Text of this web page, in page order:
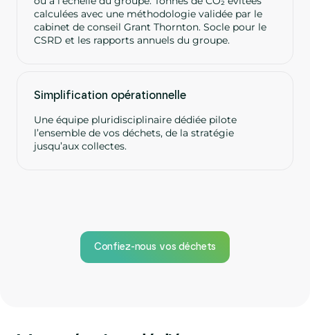
calculées avec une méthodologie validée par le
cabinet de conseil Grant Thornton. Socle pour le
CSRD et les rapports annuels du groupe.
Simplification opérationnelle
Une équipe pluridisciplinaire dédiée pilote
l’ensemble de vos déchets, de la stratégie
jusqu’aux collectes.
Confiez-nous vos déchets